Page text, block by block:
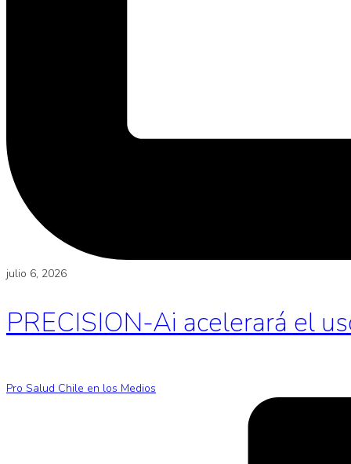
julio 6, 2026
PRECISION-Ai acelerará el
Pro Salud Chile en los Medios